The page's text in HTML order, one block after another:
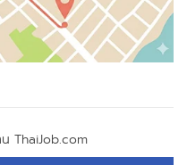
ThaiJob.com